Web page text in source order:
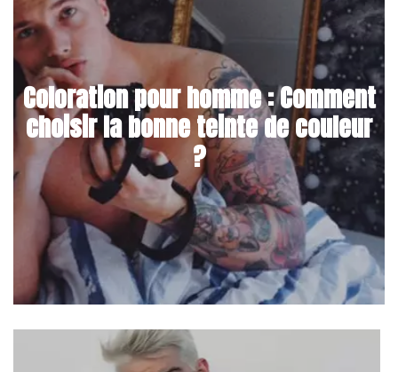
Coloration pour homme : Comment
choisir la bonne teinte de couleur
?